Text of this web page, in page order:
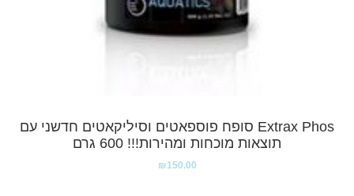
Extrax Phos סופח פוספאטים וסיליקאטים חדשני עם
תוצאות מוכחות ומהירות!!! 600 גרם
₪150.00